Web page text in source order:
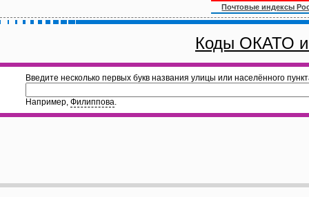
Почтовые индексы
Коды ОКАТО
Введите несколько первых букв названия улицы или населённого
Например, Филиппова.